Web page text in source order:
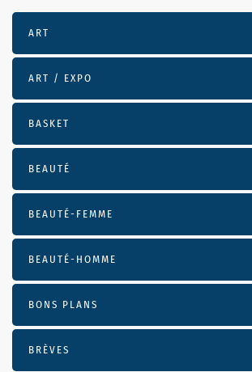
ART
ART / EXPO
BASKET
BEAUTÉ
BEAUTÉ-FEMME
BEAUTÉ-HOMME
BONS PLANS
BRÈVES